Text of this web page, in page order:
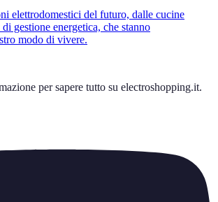
elettrodomestici del futuro, dalle cucine
gestione energetica, che stanno
modo di vivere.
per sapere tutto su electroshopping.it.